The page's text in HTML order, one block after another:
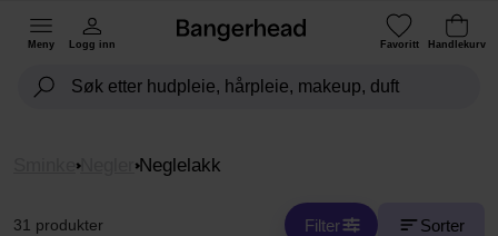
Meny Logg inn Favoritt Handlekurv
Negler Neglelakk
31 produkter Filter Sorter